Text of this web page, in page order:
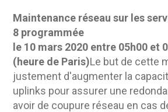
Maintenance réseau sur les
8 programmée
le 10 mars 2020 entre 05h00 et
(heure de Paris)Le but de cette
justement d'augmenter la
uplinks pour assurer une
avoir de coupure réseau en cas